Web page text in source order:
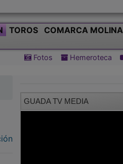
TOROS
COMARCA MOLINA
Fotos Hemeroteca
GUADA TV MEDIA